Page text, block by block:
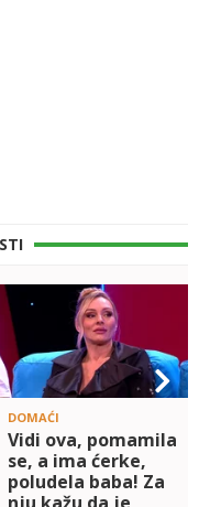
DOMAĆI
Vidi ova, pomamila
se, a ima ćerke,
poludela baba! Za